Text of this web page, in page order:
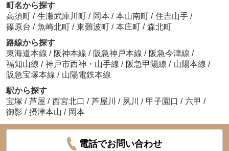
町名から探す
高須町 / 生瀬武庫川町 / 岡本 / 本山南町 / 住吉山手 /
篠原台 / 魚崎北町 / 東難波町 / 本庄町 / 森北町
路線から探す
東海道本線 / 阪神本線 / 阪急神戸本線 / 阪急今津線 /
福知山線 / 神戸市西神・山手線 / 阪急甲陽線 / 山陽本線 /
阪急宝塚本線 / 山陽電鉄本線
駅から探す
宝塚 / 芦屋 / 西宮北口 / 芦屋川 / 夙川 / 甲子園口 / 六甲 /
御影 / 摂津本山 / 岡本
電話でお問い合わせ